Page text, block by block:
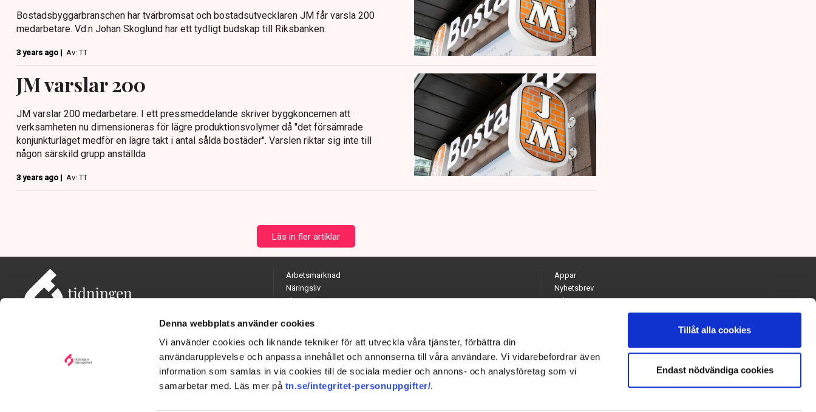
Denna webbplats använder cookies
Vi använder cookies och liknande tekniker för att utveckla våra tjänster, förbättra din
användarupplevelse och anpassa innehållet och annonserna till våra användare. Vi vidarebefordrar även
information som samlas in via cookies till de sociala medier och annons- och analysföretag som vi
samarbetar med. Läs mer på tn.se/integritet-personuppgifter/.
Tillåt alla cookies
Endast nödvändiga cookies
Bostadsbyggarbranschen har tvärbromsat och bostadsutvecklaren JM får varsla 200
medarbetare. Vd:n Johan Skoglund har ett tydligt budskap till Riksbanken:
3 years ago | Av: TT
JM varslar 200
JM varslar 200 medarbetare. I ett pressmeddelande skriver byggkoncernen att
verksamheten nu dimensioneras för lägre produktionsvolymer då "det försämrade
konjunkturläget medför en lägre takt i antal sålda bostäder". Varslen riktar sig inte till
någon särskild grupp anställda
3 years ago | Av: TT
Läs in fler artiklar
Adress: Tidningen Näringslivet, 114 82 Stockholm
Besöksadress: Storgatan 19, Stockholm
Arbetsmarknad
Näringsliv
Ekonomi
Opinion
Hållbarhet
Utrikes
Quiz
Appar
Nyhetsbrev
Arkiv
Kontakta redaktionen
Chefredaktör och ansvarig utgivare: